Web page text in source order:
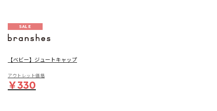
SALE
【ベビー】ジュートキャップ
アウトレット価格
￥330